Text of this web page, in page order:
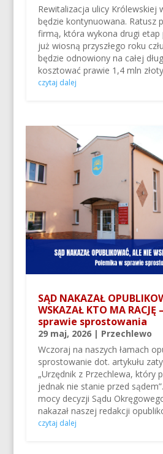
Rewitalizacja ulicy Królewskiej
będzie kontynuowana. Ratusz
firmą, która wykona drugi etap
już wiosną przyszłego roku
będzie odnowiony na całej
kosztować prawie 1,4 mln
czytaj dalej
SĄD NAKAZAŁ
WSKAZAŁ KTO MA
sprawie sprostowania
29 maj, 2026| Przechlewo
Wczoraj na naszych łamach
sprostowanie dot. artykułu
„Urzędnik z Przechlewa, który
jednak nie stanie przed
mocy decyzji Sądu
nakazał naszej redakcji
czytaj dalej